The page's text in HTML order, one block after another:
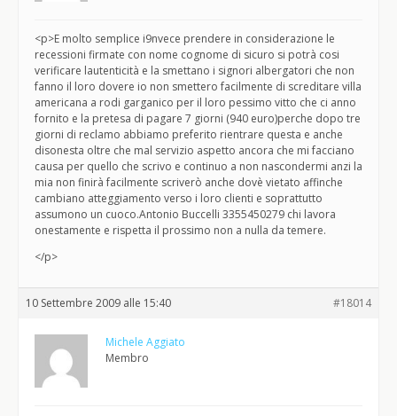
<p>E molto semplice i9nvece prendere in considerazione le
recessioni firmate con nome cognome di sicuro si potrà cosi
verificare lautenticità e la smettano i signori albergatori che non
fanno il loro dovere io non smettero facilmente di screditare villa
americana a rodi garganico per il loro pessimo vitto che ci anno
fornito e la pretesa di pagare 7 giorni (940 euro)perche dopo tre
giorni di reclamo abbiamo preferito rientrare questa e anche
disonesta oltre che mal servizio aspetto ancora che mi facciano
causa per quello che scrivo e continuo a non nascondermi anzi la
mia non finirà facilmente scriverò anche dovè vietato affinche
cambiano atteggiamento verso i loro clienti e soprattutto
assumono un cuoco.Antonio Buccelli 3355450279 chi lavora
onestamente e rispetta il prossimo non a nulla da temere.
</p>
10 Settembre 2009 alle 15:40 #18014
Michele Aggiato
Membro